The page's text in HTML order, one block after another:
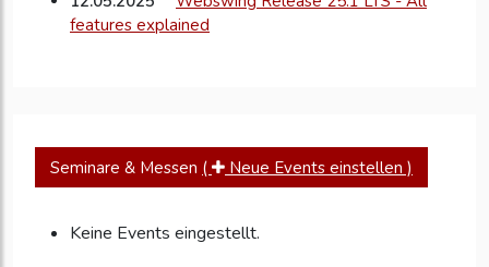
features explained
Seminare & Messen ( Neue Events einstellen )
Keine Events eingestellt.